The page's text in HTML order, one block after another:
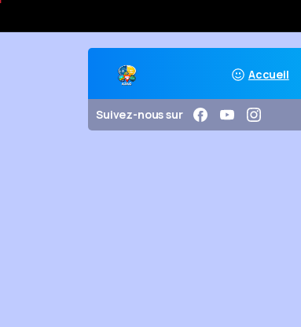
Accueil
Suivez-nous sur